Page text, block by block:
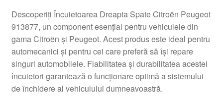
Despre noi
Finalizare comandă
Livrare
Descoperiți Încuietoarea Dreapta Spate Citroën Peugeot
913877, un component esențial pentru vehiculele din
gama Citroën și Peugeot. Acest produs este ideal pentru
automecanici și pentru cei care preferă să își repare
singuri automobilele. Fiabilitatea și durabilitatea acestei
încuietori garantează o funcționare optimă a sistemului
de închidere al vehiculului dumneavoastră.